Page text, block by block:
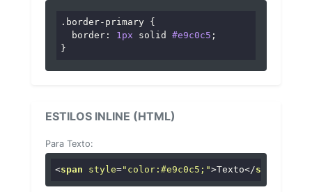
.border-primary {
border : 1px solid #e9c0c5 ;
}
ESTILOS INLINE (HTML)
Para Texto:
<span style="color:#e9c0c5;">Texto</span